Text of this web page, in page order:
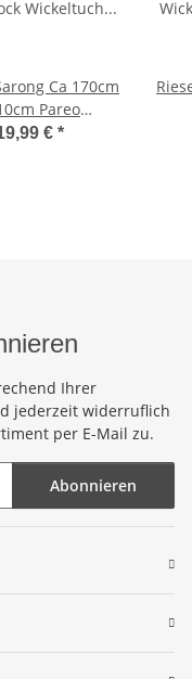
Ca 170cm
Pareo
Wickeltuch
€ *
Ihrer
jederzeit widerruflich
per E-Mail zu.
Abonnieren